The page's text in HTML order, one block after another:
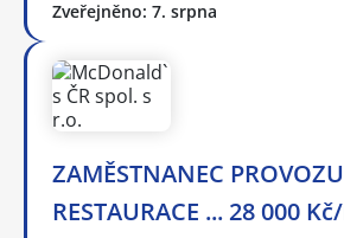
Zveřejněno: 7. srpna
ZAMĚSTNANEC PROVOZU
RESTAURACE ... 28 000